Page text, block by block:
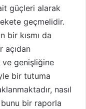
güçleri alarak
geçmelidir.
bir kısmı da
açıdan
ve genişliğine
bir tutuma
nasıl
bunu bir raporla